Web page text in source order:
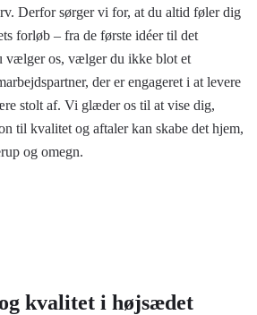
Derfor sørger vi for, at du altid føler dig
forløb – fra de første idéer til det
vælger os, vælger du ikke blot et
der er engageret i at levere
stolt af. Vi glæder os til at vise dig,
til kvalitet og aftaler kan skabe det hjem,
og omegn.
kvalitet i højsædet